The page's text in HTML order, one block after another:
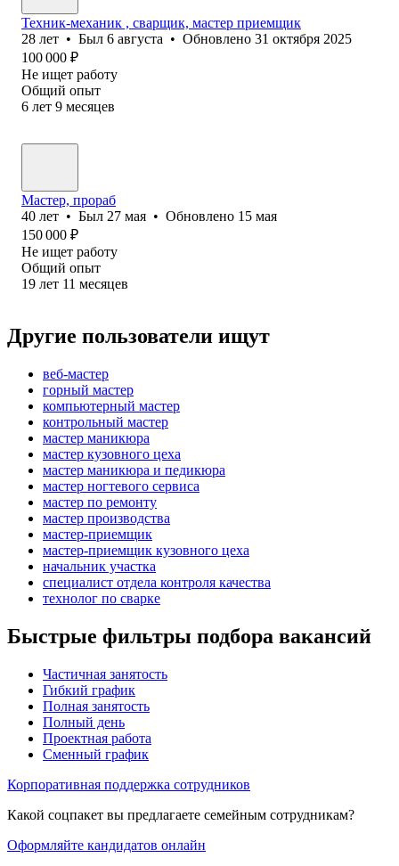
Техник-механик , сварщик, мастер приемщик
28 лет • Был 6 августа • Обновлено 31 октября 2025
100 000 ₽
Не ищет работу
Общий опыт
6 лет 9 месяцев
Мастер, прораб
40 лет • Был 27 мая • Обновлено 15 мая
150 000 ₽
Не ищет работу
Общий опыт
19 лет 11 месяцев
Другие пользователи ищут
веб-мастер
горный мастер
компьютерный мастер
контрольный мастер
мастер маникюра
мастер кузовного цеха
мастер маникюра и педикюра
мастер ногтевого сервиса
мастер по ремонту
мастер производства
мастер-приемщик
мастер-приемщик кузовного цеха
начальник участка
специалист отдела контроля качества
технолог по сварке
Быстрые фильтры подбора вакансий
Частичная занятость
Гибкий график
Полная занятость
Полный день
Проектная работа
Сменный график
Корпоративная поддержка сотрудников
Какой соцпакет вы предлагаете семейным сотрудникам?
Оформляйте кандидатов онлайн